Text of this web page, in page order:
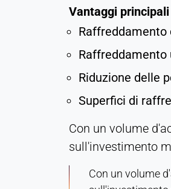
Vantaggi
Raffreddamento
Raffreddamento
Riduzione delle
Superfici di
Con un volume
sull'investimento
Con un volume
Cookie
duration:
Leadinfo
Name:
_li_ses.#.expires,
_li_ses.#.expires,
snowplowOutQueue_#_post2,